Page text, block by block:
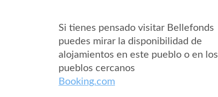
Si tienes pensado visitar Bellefonds
puedes mirar la disponibilidad de
alojamientos en este pueblo o en los
pueblos cercanos
Booking.com